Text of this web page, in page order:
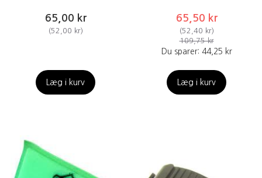
65,00 kr
(52,00 kr)
Læg i kurv
65,50 kr
(52,40 kr)
109,75 kr
Du sparer: 44,25 kr
Læg i kurv